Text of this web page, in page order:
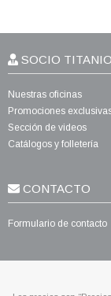
SOCIO
Nuestras oficinas
Promociones
Sección de videos
Catálogos y folletería
CONTACTO
Formulario de contacto